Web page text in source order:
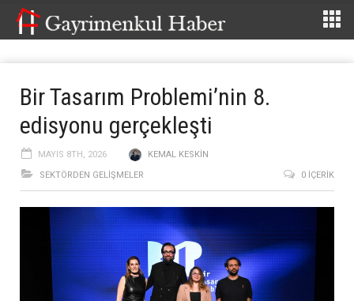
Bir Tasarım Problemi’nin 8.
edisyonu gerçekleşti
MAYIS 8TH, 2026
KEMAL KESKIN
SEKTÖRDEN GELIŞMELER
0 İÇERIK